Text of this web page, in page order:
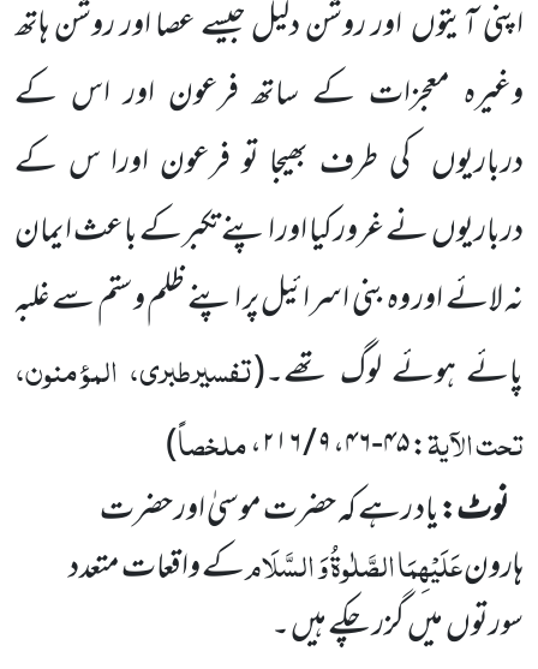
اپنی آیتوںاور روشن دلیل جیسے عصا اور روشن ہاتھ
وغیرہ معجزات کے ساتھ فرعون اور اس کے
درباریوں کی طرف بھیجا تو فرعون اورا س کے
درباریوںنے غرور کیا اور اپنے تکبرکے باعث ایمان
نہ لائے اور وہ بنی اسرائیل پر اپنے ظلم و ستم سے غلبہ
پائے ہوئے لوگ تھے۔(تفسیرطبری، المؤمنون،
تحت الآیۃ:۴۵-۴۶ ،۹ / ۲۱۶ ،ملخصاً)
نوٹ:یاد رہے کہ حضرت موسیٰ اور حضرت
ہارونعَلَیْہِمَا الصَّلٰوۃُ وَ السَّلَامکے واقعات متعدد
سورتوںمیںگزرچکے ہیں ۔